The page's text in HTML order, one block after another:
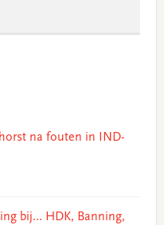
na fouten in IND-
bij… HDK, Banning,